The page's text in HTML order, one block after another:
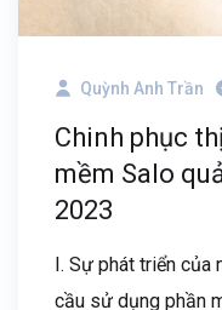
Quỳnh Anh Trần
Chinh phục
mềm Salo
2023
I. Sự phát triển của
cầu sử dụng phần